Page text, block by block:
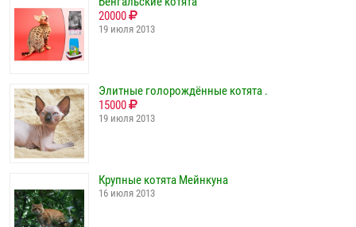
20000
19 июля 2013
Элитные голорождённые котята .
15000
19 июля 2013
Крупные котята Мейнкуна
16 июля 2013